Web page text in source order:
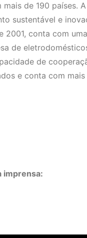
mais de 190 países.
sustentável e
2001, conta com
de
de
e conta com
imprensa: